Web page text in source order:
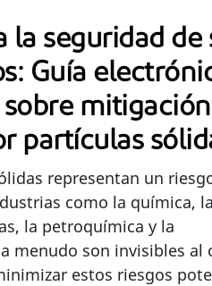
la seguridad de
Guía
partículas
representan un
como la química, la
la petroquímica y la
menudo son invisibles al
estos riesgos